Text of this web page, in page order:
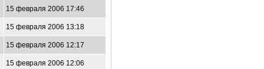
15 февраля 2006 17:46
15 февраля 2006 13:18
15 февраля 2006 12:17
15 февраля 2006 12:06